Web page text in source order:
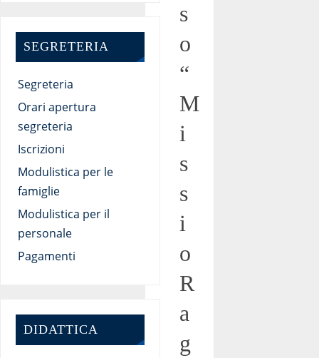
s
o
“
M
i
s
s
i
o
R
a
g
SEGRETERIA
Segreteria
Orari apertura
segreteria
Iscrizioni
Modulistica per le
famiglie
Modulistica per il
personale
Pagamenti
DIDATTICA